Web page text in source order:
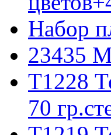
Набор
23435
T1228
70